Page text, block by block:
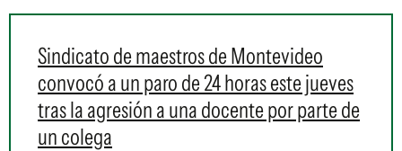
Sindicato de maestros de Montevideo
convocó a un paro de 24 horas este jueves
tras la agresión a una docente por parte de
un colega